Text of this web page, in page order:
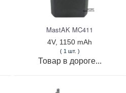
MastAK MC411
4V, 1150 mAh
( 1 шт. )
Товар в дороге...